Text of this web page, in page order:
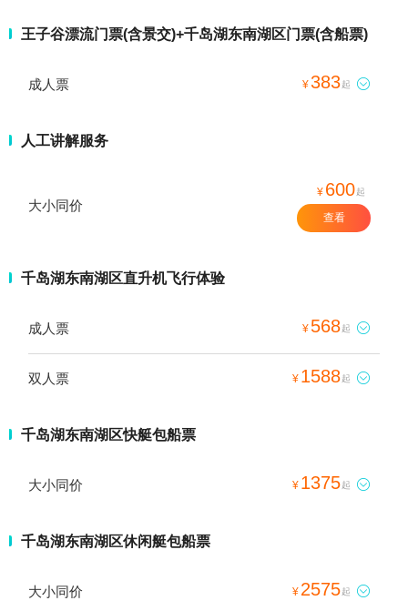
王子谷漂流门票(含景交)+千岛湖东南湖区门票(含船票)
成人票 ¥383起 
人工讲解服务
大小同价
¥ 600起
查看
千岛湖东南湖区直升机飞行体验
成人票 ¥ 568起 
双人票 ¥ 1588起 
千岛湖东南湖区快艇包船票
大小同价 ¥ 1375起 
千岛湖东南湖区休闲艇包船票
大小同价 ¥ 2575起 